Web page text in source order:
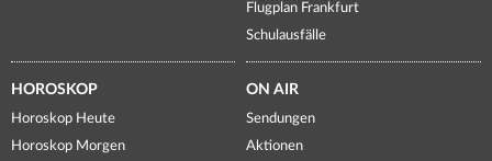
Flugplan Frankfurt
Schulausfälle
HOROSKOP
Horoskop Heute
Horoskop Morgen
ON AIR
Sendungen
Aktionen